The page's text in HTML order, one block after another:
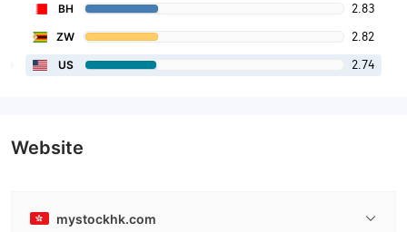
BH 2.83
ZW 2.82
US 2.74
Website
mystockhk.com